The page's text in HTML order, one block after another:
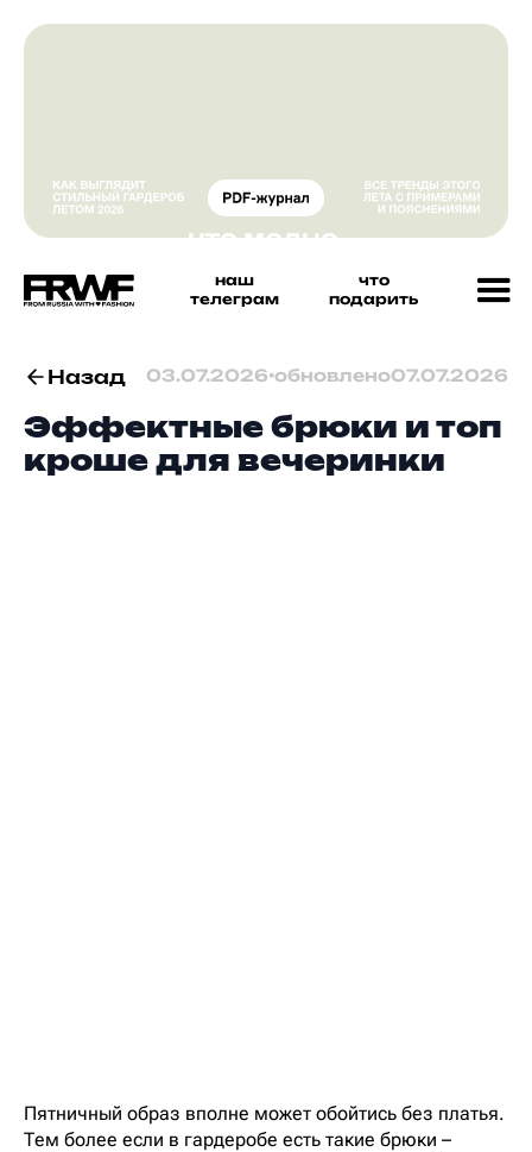
наш
телеграм
что
подарить
Назад 03.07.2026•обновлено07.07.2026
Эффектные брюки и топ
кроше для вечеринки
Пятничный образ вполне может обойтись без платья.
Тем более если в гардеробе есть такие брюки –